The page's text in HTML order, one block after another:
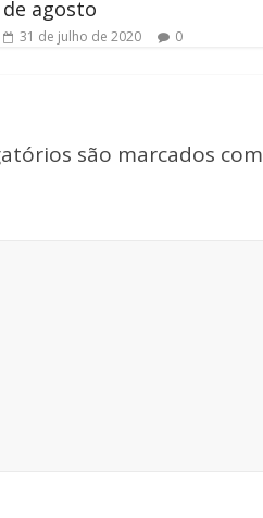
de agosto
31 de julho de 2020 0
são marcados com